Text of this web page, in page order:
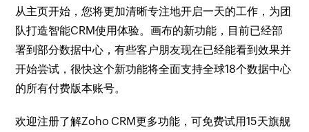
从主页开始，您将更加清晰专注地开启一天的工作，为团
队打造智能CRM使用体验。画布的新功能，目前已经部
署到部分数据中心，有些客户朋友现在已经能看到效果并
开始尝试，很快这个新功能将全面支持全球18个数据中心
的所有付费版本账号。
欢迎注册了解Zoho CRM更多功能，可免费试用15天旗舰